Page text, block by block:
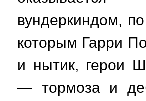
вундеркиндом,
которым Гарри
и нытик, герои
— тормоза и